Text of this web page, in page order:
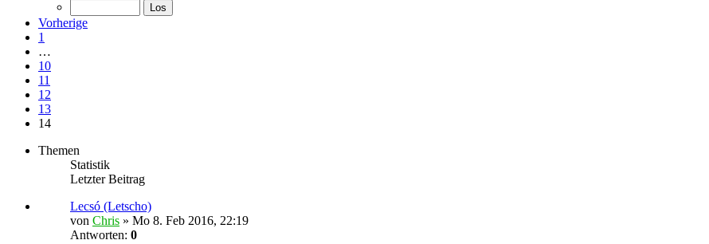
Vorherige
1
…
10
11
12
13
14
Themen
Statistik
Letzter Beitrag
Lecsó (Letscho)
von Chris » Mo 8. Feb 2016, 22:19
Antworten: 0